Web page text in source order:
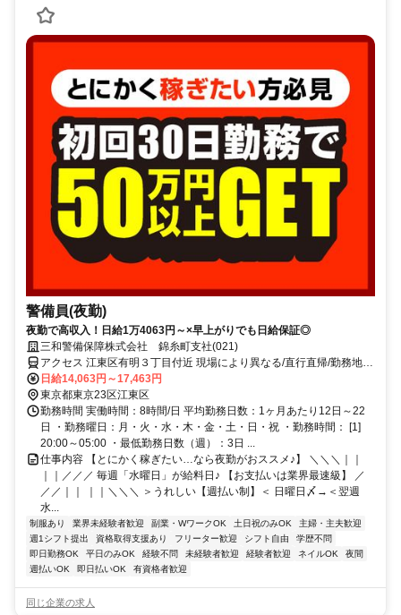
警備員(夜勤)
夜勤で高収入！日給1万4063円～×早上がりでも日給保証◎
三和警備保障株式会社 錦糸町支社(021)
アクセス 江東区有明３丁目付近 現場により異なる/直行直帰/勤務地相
談可 ■電話面接■来社不要■即日勤務
日給14,063円～17,463円
東京都東京23区江東区
勤務時間 実働時間：8時間/日 平均勤務日数：1ヶ月あたり12日～22
日 ・勤務曜日：月・火・水・木・金・土・日・祝 ・勤務時間： [1]
20:00～05:00 ・最低勤務日数（週）：3日 ...
仕事内容 【とにかく稼ぎたい…なら夜勤がおススメ♪】 ＼＼＼｜｜
｜｜／／／ 毎週「水曜日」が給料日♪ 【お支払いは業界最速級】 ／
／／｜｜ ｜｜＼＼＼ ＞うれしい【週払い制】＜ 日曜日〆→＜翌週
水...
制服あり 業界未経験者歓迎 副業・WワークOK 土日祝のみOK
主婦・主夫歓迎
週1シフト提出
資格取得支援あり フリーター歓迎 シフト自由
学歴不問
即日勤務OK
平日のみOK 経験不問 未経験者歓迎 経験者歓迎 ネイルOK
夜間
週払いOK
即日払いOK 有資格者歓迎
同じ企業の求人